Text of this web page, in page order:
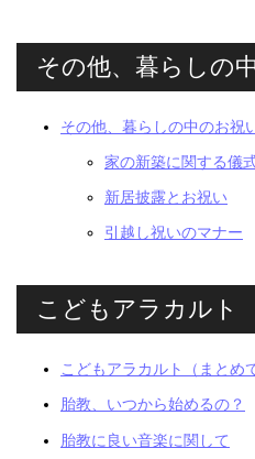
その他、暮らしの
その他、暮らしの中のお祝
家の新築に関する儀
新居披露とお祝い
引越し祝いのマナー
こどもアラカルト
こどもアラカルト（まとめ
胎教、いつから始めるの？
胎教に良い音楽に関して